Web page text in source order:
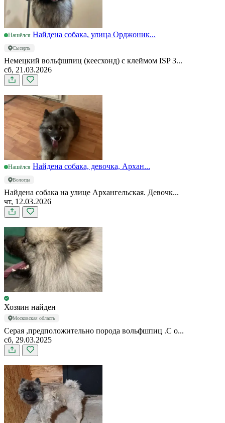
Нашёлся Найдена собака, улица Орджоник...
Сысерть
Немецкий вольфшпиц (кеесхонд) с клеймом ISP 3...
сб, 21.03.2026
Нашёлся Найдена собака, девочка, Архан...
Вологда
Найдена собака на улице Архангельская. Девочк...
чт, 12.03.2026
Хозяин найден
Московская область
Серая ,предположительно порода вольфшпиц .С о...
сб, 29.03.2025